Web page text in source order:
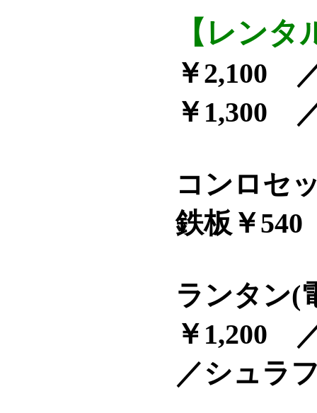
【レンタ
￥2,100
￥1,300
コンロセ
鉄板 ￥
ランタン(
￥1,200
／シュラ